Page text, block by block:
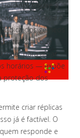
trouxe à
de advocacia e
dos gêmeos
contrato — que
para atuar
horários — expõe
proteção dos
criar réplicas
já é factível. O
responde e